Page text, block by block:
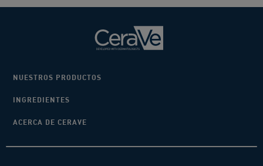
NUESTROS PRODUCTOS
INGREDIENTES
ACERCA DE CERAVE